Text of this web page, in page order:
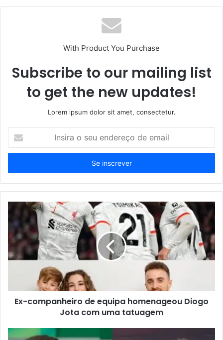
With Product You Purchase
Subscribe to our mailing list
to get the new updates!
Lorem ipsum dolor sit amet, consectetur.
seu
de
email
Ex-companheiro de equipa homenageou Diogo
Jota com uma tatuagem